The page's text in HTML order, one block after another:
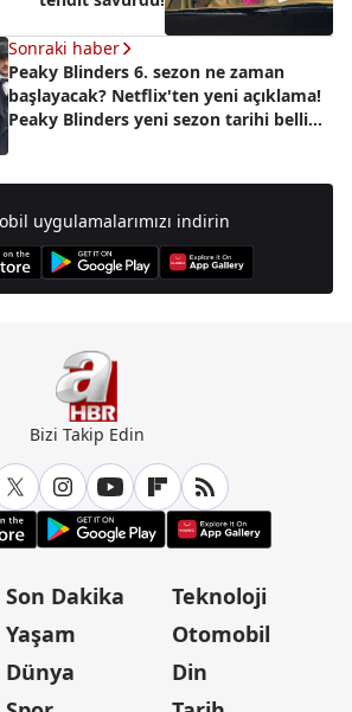
Sonraki haber
Peaky Blinders 6. sezon ne zaman
başlayacak? Netflix'ten yeni açıklama!
Peaky Blinders yeni sezon tarihi belli
uygulamalarımızı indirin
Bizi Takip Edin
Son Dakika
Yaşam
Dünya
Teknoloji
Otomobil
Din